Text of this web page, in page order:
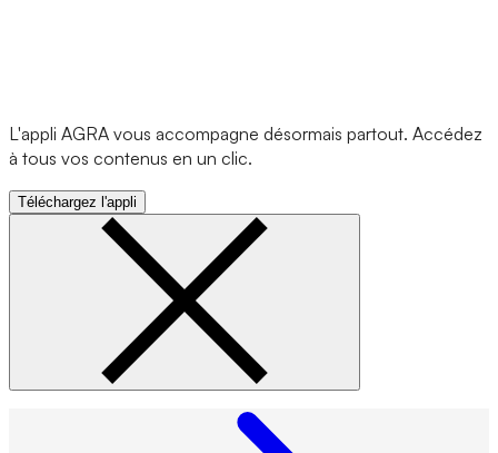
L'appli AGRA vous accompagne désormais partout. Accédez
à tous vos contenus en un clic.
Téléchargez l'appli